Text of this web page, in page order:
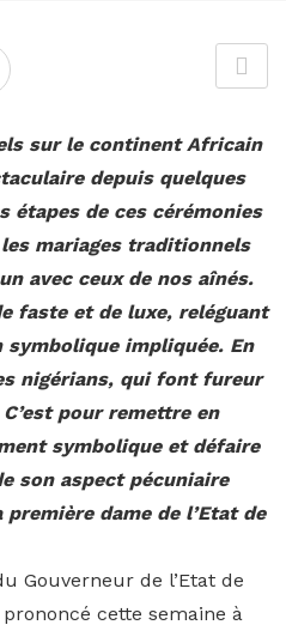
sur le continent Africain
depuis quelques
étapes de ces cérémonies
mariages traditionnels
avec ceux de nos aînés.
faste et de luxe, reléguant
impliquée. En
nigérians, qui font fureur
pour remettre en
symbolique et défaire
son aspect pécuniaire
dame de l’Etat de
Gouverneur de l’Etat de
cette semaine à